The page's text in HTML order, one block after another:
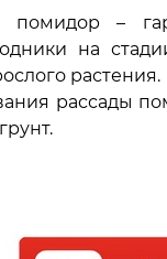
помидор –
на
рассады